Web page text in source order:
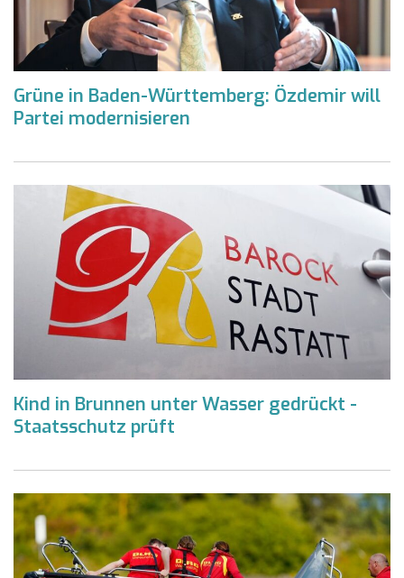
Grüne in Baden-Württemberg: Özdemir will
Partei modernisieren
Kind in Brunnen unter Wasser gedrückt -
Staatsschutz prüft